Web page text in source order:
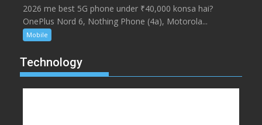
2026 me best 5G phone under ₹40,000 konsa hai?
OnePlus Nord 6, Nothing Phone (4a), Motorola...
Mobile
Technology